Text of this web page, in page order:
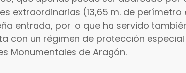
extraordinarias (13,65 m. de perímetro
entrada, por lo que ha servido
con un régimen de protección
Monumentales de Aragón.